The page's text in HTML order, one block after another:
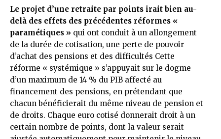
Le projet d’une retraite par points irait bien au-
delà des effets des précédentes réformes «
paramétiques » qui ont conduit à un allongement
de la durée de cotisation, une perte de pouvoir
d’achat des pensions et des difficultés Cette
réforme « systémique » s’appuyait sur le dogme
d’un maximum de 14 % du PIB affecté au
financement des pensions, en prétendant que
chacun bénéficierait du même niveau de pension et
de droits. Chaque euro cotisé donnerait droit à un
certain nombre de points, dont la valeur serait